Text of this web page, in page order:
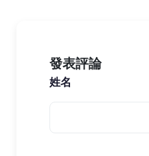
發表評論
姓名